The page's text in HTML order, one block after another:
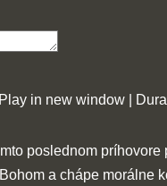
Play in new window
poslednom
a chápe morálne